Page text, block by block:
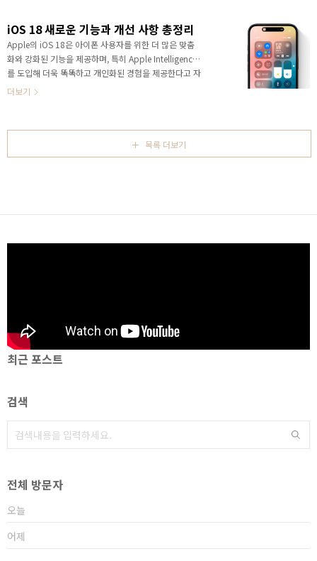
를 통해 Apple TV 앱을 다운로드할 수 있습니다. 이를
통해 Apple TV+의 인기 오리지널 콘텐츠와 MLS 시즌
패스를 보다 쉽게 즐길 수 있게 되었죠.안드로이드에서
도 Apple TV+와 MLS 시즌 패스를 즐기자!이제 안드로
이드 사용자들은 Apple TV+에서 제공하는 다양한 오리
지널 콘텐츠를 감상할 수..
iOS 18 새로운 기능과 개선 사항 총정리
Apple의 iOS 18은 아이폰 사용자를 위한 더 많은 맞춤
화와 강화된 기능을 제공하며, 특히 Apple Intelligence
를 도입해 더욱 똑똑하고 개인화된 경험을 제공한다고 자
신하고 있습니다. 최근 구매한 아이폰 15 프로에서 업데
능과 그 의미를 알기 쉽게 정리해 드리겠습니다.1. Apple
Intelligence로 더 똑똑해진 iPhoneApple Intelligence
는 iOS 18의 핵심 기능 중 하나로, 인공지능(AI)을 활용
더보기
목록 더보기
최근 포스트
검색
전체 방문자
오늘
어제